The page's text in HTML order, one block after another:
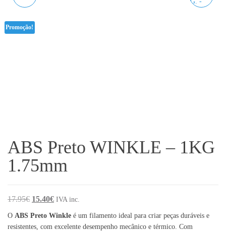
FILAMENTO CREALITY
Promoção!
ABS Preto WINKLE – 1KG
1.75mm
17.95€ O preço original era: 17.95€.
15.40€O preço atual é: 15.40€.
IVA inc.
O ABS Preto Winkle é um filamento ideal para criar peças duráveis e
resistentes, com excelente desempenho mecânico e térmico. Com